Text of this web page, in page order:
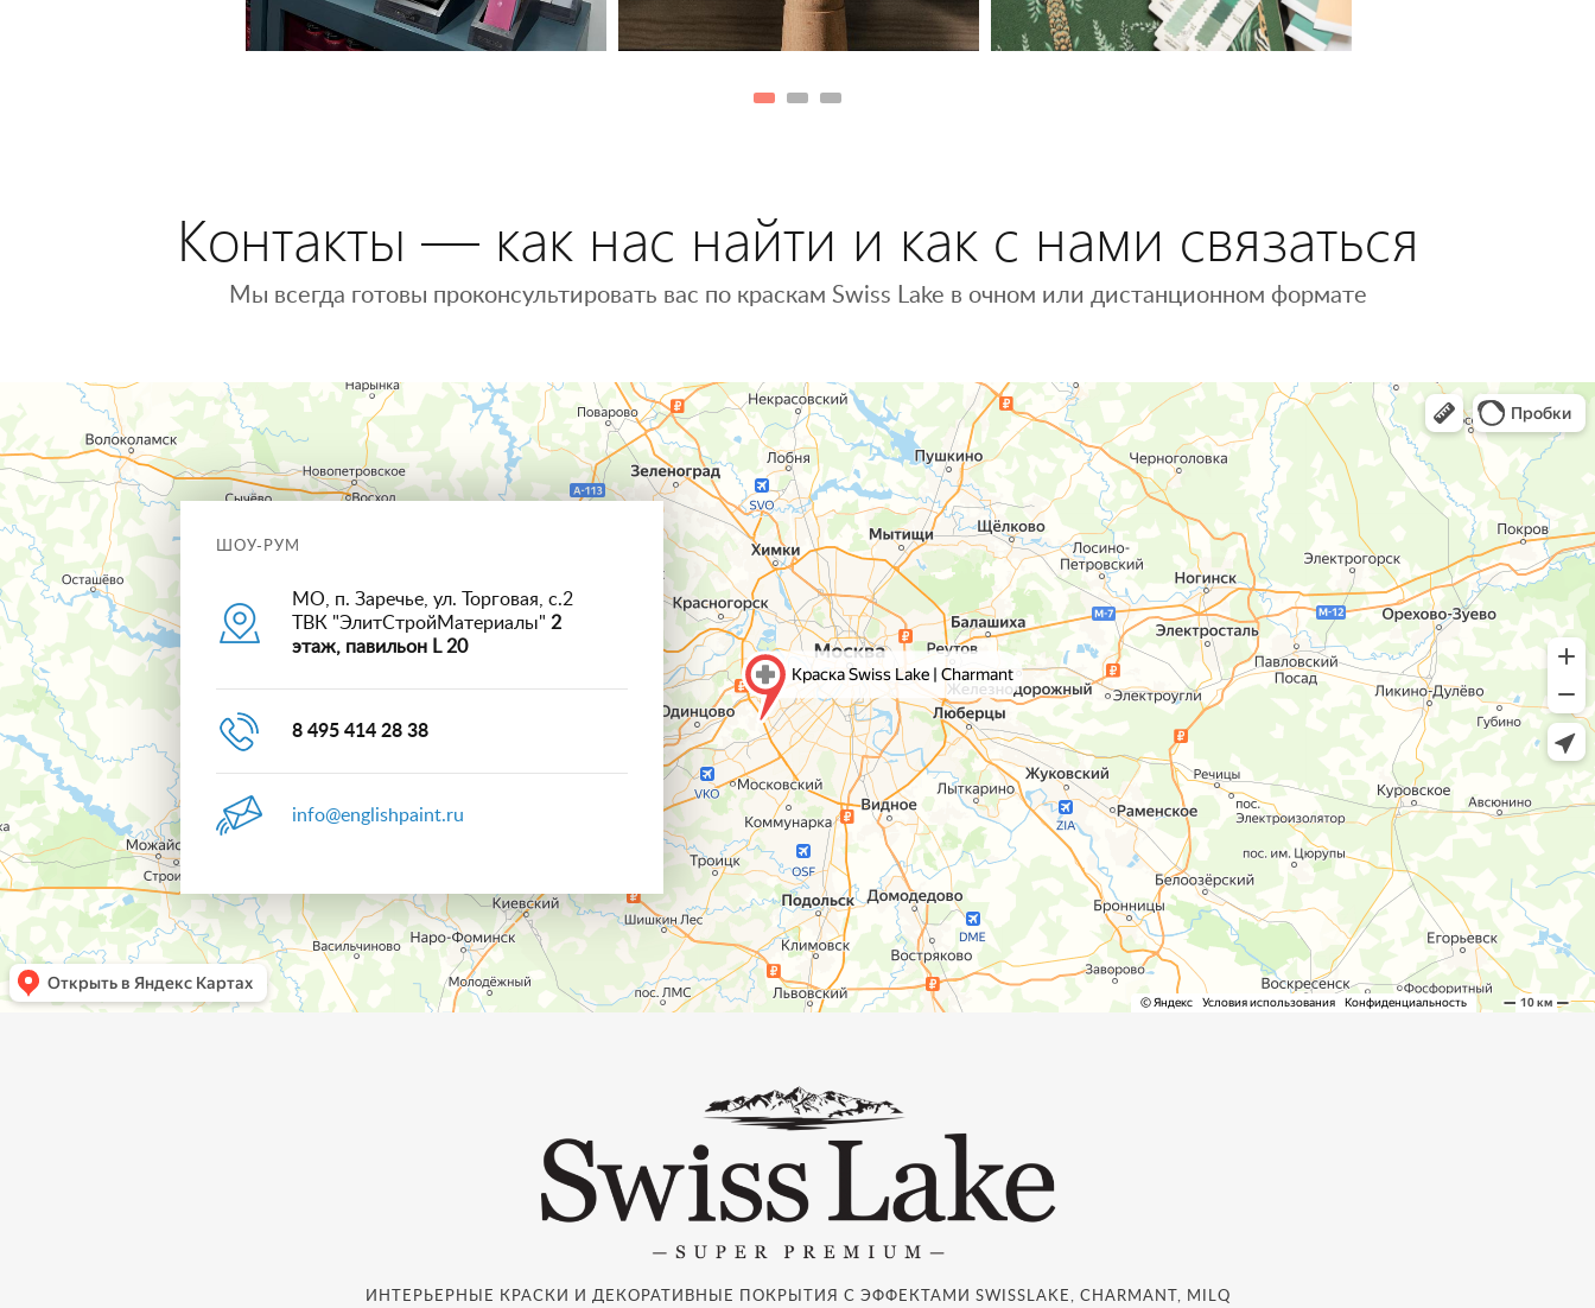
Контакты — как нас найти и как с нами связаться
Мы всегда готовы проконсультировать вас по краскам Swiss Lake в очном или дистанционном формате
ШОУ-РУМ
МО, п. Заречье, ул. Торговая, с.2
ТВК "ЭлитСтройМатериалы" 2
этаж, павильон L 20
8 495 414 28 38
info@englishpaint.ru
ИНТЕРЬЕРНЫЕ КРАСКИ И ДЕКОРАТИВНЫЕ ПОКРЫТИЯ С ЭФФЕКТАМИ SWISSLAKE, CHARMANT, MILQ